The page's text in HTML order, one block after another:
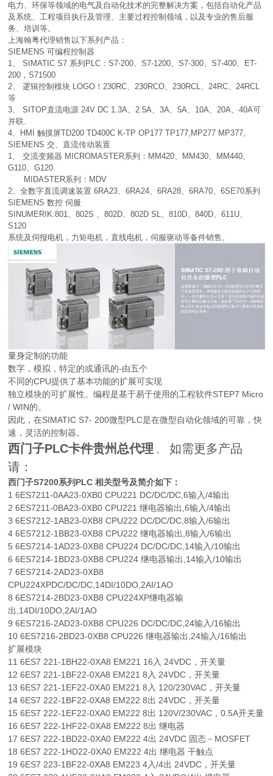
电力、环保等领域的电气及自动化技术的完整解决方案，包括自动化产品
及系统、工程项目执行及管理、主要过程控制领域，以及专业的售后服
务、培训等。
上海翰粤代理销售以下系列产品：
SIEMENS 可编程控制器
1、 SIMATIC S7 系列PLC：S7-200、S7-1200、S7-300、S7-400、ET-
200，S71500
2、 逻辑控制模块 LOGO！230RC、230RCO、230RCL、24RC、24RCL
等
3、 SITOP直流电源 24V DC 1.3A、2.5A、3A、5A、10A、20A、40A可
并联.
4、HMI 触摸屏TD200 TD400C K-TP OP177 TP177,MP277 MP377,
SIEMENS 交、直流传动装置
1、 交流变频器 MICROMASTER系列：MM420、MM430、MM440、
G110、G120.
MIDASTER系列：MDV
2、全数字直流调速装置 6RA23、6RA24、6RA28、6RA70、6SE70系列
SIEMENS 数控 伺服
SINUMERIK:801、802S 、802D、802D SL、810D、840D、611U、
S120
系统及伺报电机，力矩电机，直线电机，伺服驱动等备件销售。
量身定制的功能
数字，模拟，特定的或通讯的-由五个
不同的CPU提供了基本功能的扩展可实现
独立模块的可扩展性。编程是基于易于使用的工程软件STEP7 Micro
/ WIN的。
因此，在SIMATIC S7- 200微型PLC是在微型自动化领域的可靠，快
速，灵活的控制器。
西门子PLC卡件贵州总代理 ，
如需更多产品
请：
西门子S7200系列PLC 相关型号及简介如下：
1 6ES7211-0AA23-0XB0 CPU221 DC/DC/DC,6输入/4输出
2 6ES7211-0BA23-0XB0 CPU221 继电器输出,6输入/4输出
3 6ES7212-1AB23-0XB8 CPU222 DC/DC/DC,8输入/6输出
4 6ES7212-1BB23-0XB8 CPU222 继电器输出,8输入/6输出
5 6ES7214-1AD23-0XB8 CPU224 DC/DC/DC,14输入/10输出
6 6ES7214-1BD23-0XB8 CPU224 继电器输出,14输入/10输出
7 6ES7214-2AD23-0XB8
CPU224XPDC/DC/DC,14DI/10DO,2AI/1AO
8 6ES7214-2BD23-0XB8 CPU224XP继电器输
出,14DI/10DO,2AI/1AO
9 6ES7216-2AD23-0XB8 CPU226 DC/DC/DC,24输入/16输出
10 6ES7216-2BD23-0XB8 CPU226 继电器输出,24输入/16输出
扩展模块
11 6ES7 221-1BH22-0XA8 EM221 16入 24VDC，开关量
12 6ES7 221-1BF22-0XA8 EM221 8入 24VDC，开关量
13 6ES7 221-1EF22-0XA0 EM221 8入 120/230VAC，开关量
14 6ES7 222-1BF22-0XA8 EM222 8出 24VDC，开关量
15 6ES7 222-1EF22-0XA0 EM222 8出 120V/230VAC，0.5A开关量
16 6ES7 222-1HF22-0XA8 EM222 8出 继电器
17 6ES7 222-1BD22-0XA0 EM222 4出 24VDC 固态－MOSFET
18 6ES7 222-1HD22-0XA0 EM222 4出 继电器 干触点
19 6ES7 223-1BF22-0XA8 EM223 4入/4出 24VDC，开关量